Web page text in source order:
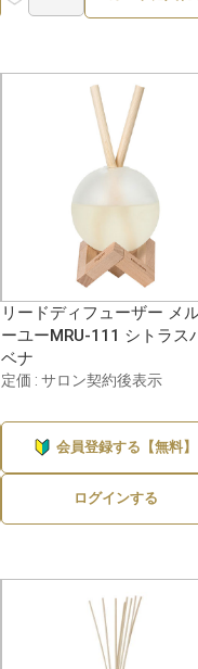
リードディフューザー メ
ーユーMRU-111 シトラス
ベナ
定価 : サロン契約後表示
会員登録する【無料】
ログインする